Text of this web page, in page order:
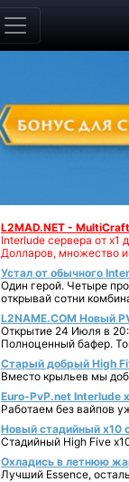
L2MAD.NET -
Interlude сервера от
Долларов, множество
Устал от обычного
Один герой. Четыре
открывай сотни
L2NAME.COM Новый
Открытие 24 Июля в
Полноценный бафер.
Старый добрый High
Вместо крыльев мы
Euro-PvP.net Interlude
Работаем без вайпов
Новый стадийный х10
Стадийный High Five
Охладись в летнюю
Лучший Essence,